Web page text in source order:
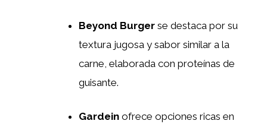
Beyond Burger se destaca por su
textura jugosa y sabor similar a la
carne, elaborada con proteínas de
guisante.
Gardein ofrece opciones ricas en